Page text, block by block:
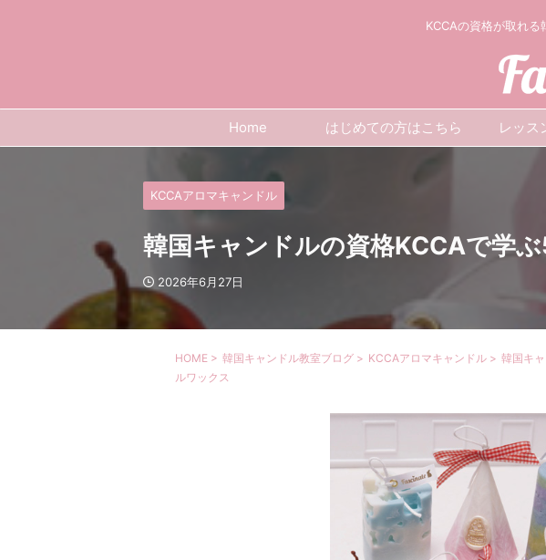
KCCAの資格が取れ
Home はじめての方はこちら レッス
KCCAアロマキャンドル
韓国キャンドルの資格KCCAで学
2026年6月27日
HOME > 韓国キャンドル教室ブログ > KCCAアロマキャンドル > 韓国キ
ルワックス